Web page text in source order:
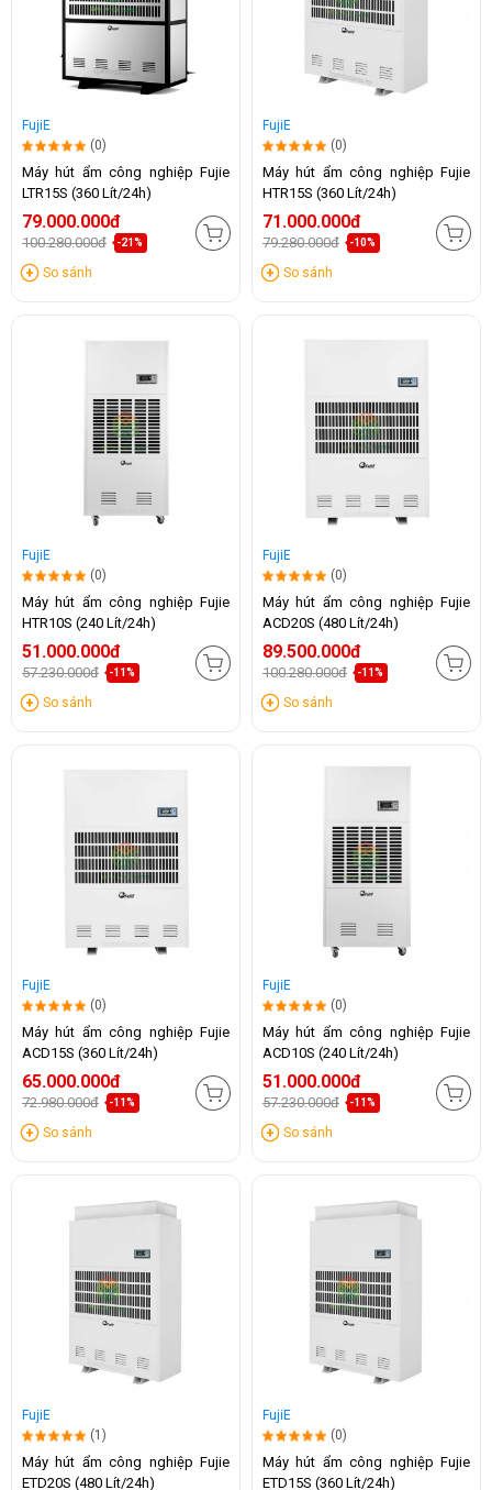
FujiE
(0)
Máy hút ẩm công nghiệp Fujie
LTR15S (360 Lít/24h)
79.000.000đ
100.280.000đ -21%
So sánh
FujiE
(0)
Máy hút ẩm công nghiệp Fujie
HTR15S (360 Lít/24h)
71.000.000đ
79.280.000đ -10%
So sánh
FujiE
(0)
Máy hút ẩm công nghiệp Fujie
HTR10S (240 Lít/24h)
51.000.000đ
57.230.000đ -11%
So sánh
FujiE
(0)
Máy hút ẩm công nghiệp Fujie
ACD20S (480 Lít/24h)
89.500.000đ
100.280.000đ -11%
So sánh
FujiE
(0)
Máy hút ẩm công nghiệp Fujie
ACD15S (360 Lít/24h)
65.000.000đ
72.980.000đ -11%
So sánh
FujiE
(0)
Máy hút ẩm công nghiệp Fujie
ACD10S (240 Lít/24h)
51.000.000đ
57.230.000đ -11%
So sánh
FujiE
(1)
Máy hút ẩm công nghiệp Fujie
ETD20S (480 Lít/24h)
FujiE
(0)
Máy hút ẩm công nghiệp Fujie
ETD15S (360 Lít/24h)